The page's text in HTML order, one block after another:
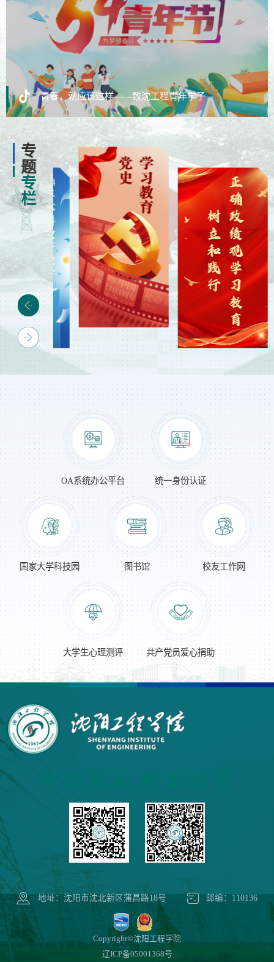
青春，就应该这样——致沈工程青年学子
专题
专栏
OA系统办公平台 统一身份认证
国家大学科技园 图书馆 校友工作网
大学生心理测评 共产党员爱心捐助
地址：沈阳市沈北新区蒲昌路18号 邮编：110136
Copyright©沈阳工程学院
辽ICP备05001368号